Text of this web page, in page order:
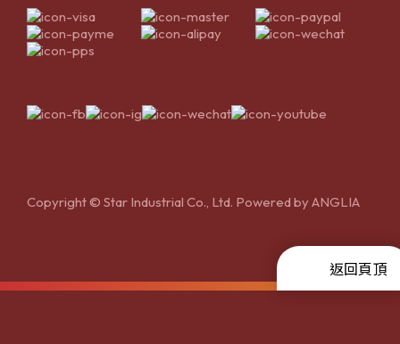
Copyright © Star Industrial Co., Ltd. Powered byANGLIA
返回頁頂